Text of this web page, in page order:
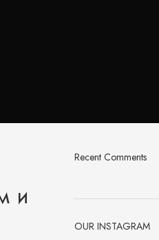
и
Recent Comments
OUR INSTAGRAM